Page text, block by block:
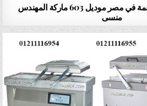
ماكينة تغليف الاطعمة في مصر موديل 603 ماركة المهندس
منسى